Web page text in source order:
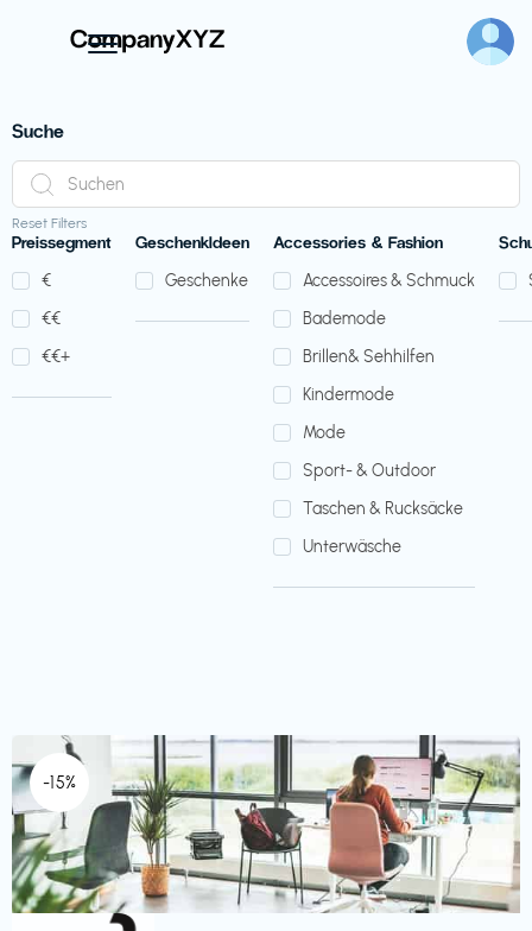
Suche
Reset Filters
Preissegment
€‎
€‎€‎
€‎€‎+
GeschenkIdeen
Geschenke
Accessories & Fashion
Accessoires & Schmuck
Bademode
Brillen& Sehhilfen
Kindermode
Mode
Sport- & Outdoor
Taschen & Rucksäcke
Unterwäsche
-15%